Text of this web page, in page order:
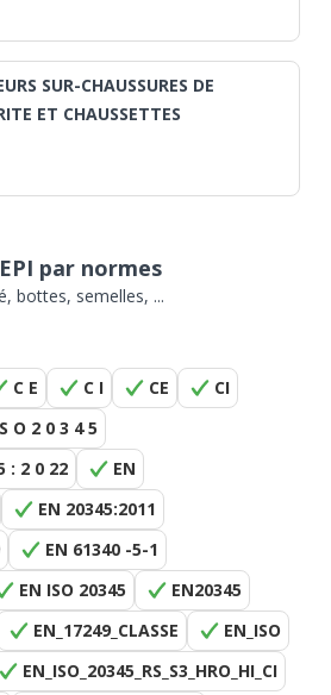
SUR-CHAUSSURES DE
ET CHAUSSETTES
par normes
bottes, semelles, ...
C E C I CE
CI
O 2 0 3 4 5
: 2 0 22
EN
EN 20345:2011
EN 61340 -5-1
EN ISO 20345
EN20345
EN_17249_CLASSE
EN_ISO
EN_ISO_20345_RS_S3_HRO_HI_CI